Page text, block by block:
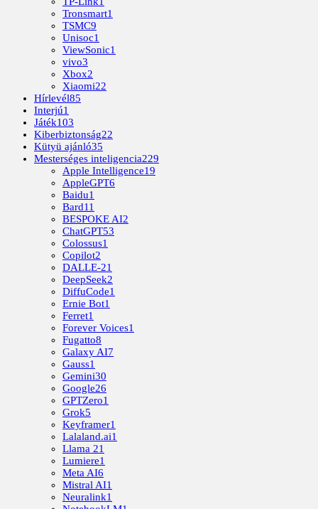
Tronsmart1
TSMC9
Unisoc1
ViewSonic1
vivo3
Xbox2
Xiaomi22
Hírlevél85
Interjú1
Játék103
Kiberbiztonság22
Kütyü ajánló35
Mesterséges inteligencia229
Apple Intelligence19
AppleGPT6
Baidu1
Bard11
BESPOKE AI2
ChatGPT53
Colossus1
Copilot2
DALLE-21
DeepSeek2
DiffuCode1
Ernie Bot1
Ferret1
Forever Voices1
Fugatto8
Galaxy AI7
Gauss1
Gemini30
Google26
GPTZero1
Grok5
Keyframer1
Lalaland.ai1
Llama 21
Lumiere1
Meta AI6
Mistral AI1
Neuralink1